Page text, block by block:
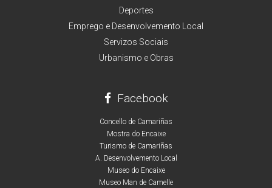
Deportes
Emprego e Desenvolvemento Local
Servizos Sociais
Urbanismo e Obras
Facebook
Concello de Camariñas
Mostra do Encaixe
Turismo de Camariñas
A. Desenvolvemento Local
Museo do Encaixe
Museo Man de Camelle